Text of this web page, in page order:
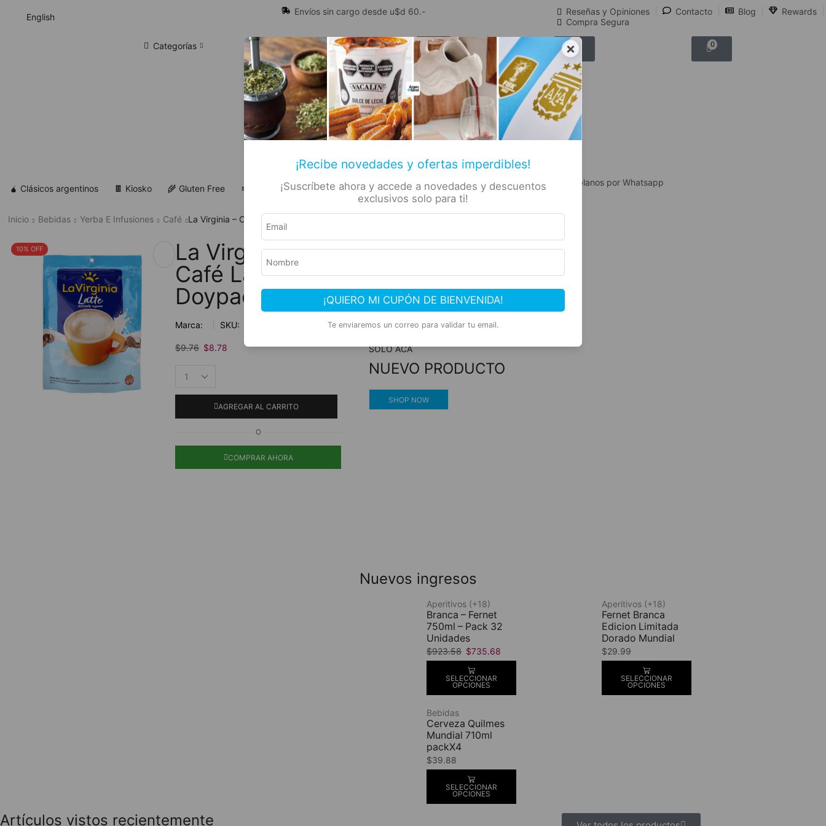
×
¡Recibe novedades y ofertas imperdibles!
¡Suscríbete ahora y accede a novedades y descuentos
exclusivos solo para ti!
¡QUIERO MI CUPÓN DE BIENVENIDA!
Te enviaremos un correo para validar tu email.
English
Envíos sin cargo desde u$d 60.- Reseñas y Opiniones Contacto Blog
Rewards
Compra Segura
Categorías 🔥 Alfajores y Golosinas 0 0
🧉 Clásicos argentinos 🍫 Kiosko 🌾 Gluten Free ✡ Koshers 📚 Libros 🏷️ Todas las categorías Hablanos por Whatsapp
Inicio Bebidas Yerba E Infusiones Café La Virginia – Café Latte Doypack 125gr
10% OFF
La Virginia –
Café Latte
Doypack 125gr
Marca: SKU:
$9.76 $8.78
AGREGAR AL CARRITO
O
COMPRAR AHORA
Compra segura
Experiencia de compra garantizada
SOLO ACÁ
NUEVO PRODUCTO
SHOP NOW
Nuevos ingresos
Aperitivos (+18)
Branca – Fernet
750ml – Pack 32
Unidades
$923.58 $735.68
SELECCIONAR
OPCIONES
Aperitivos (+18)
Fernet Branca
Edicion Limitada
Dorado Mundial
$29.99
SELECCIONAR
OPCIONES
Bebidas
Cerveza Quilmes
Mundial 710ml
packX4
$39.88
SELECCIONAR
OPCIONES
Artículos vistos recientemente